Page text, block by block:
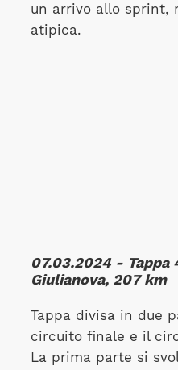
un arrivo allo sprint,
atipica.
07.03.2024 - Tappa
Giulianova, 207 km
Tappa divisa in due
circuito finale e il
La prima parte si